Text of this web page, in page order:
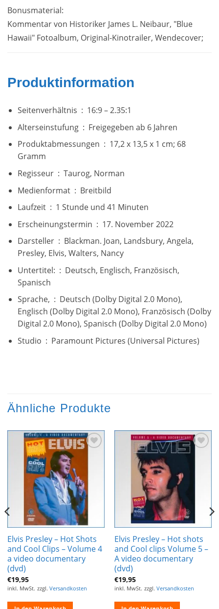
Bonusmaterial:
Kommentar von Historiker James L. Neibaur, "Blue
Hawaii" Fotoalbum, Original-Kinotrailer, Wendecover;
Produktinformation
Seitenverhältnis ‏ : ‎ 16:9 – 2.35:1
Alterseinstufung ‏ : ‎ Freigegeben ab 6 Jahren
Produktabmessungen ‏ : ‎ 17,2 x 13,5 x 1 cm; 68
Gramm
Regisseur ‏ : ‎ Taurog, Norman
Medienformat ‏ : ‎ Breitbild
Laufzeit ‏ : ‎ 1 Stunde und 41 Minuten
Erscheinungstermin ‏ : ‎ 17. November 2022
Darsteller ‏ : ‎ Blackman. Joan, Landsbury, Angela,
Presley, Elvis, Walters, Nancy
Untertitel: ‏ : ‎ Deutsch, Englisch, Französisch,
Spanisch
Sprache, ‏ : ‎ Deutsch (Dolby Digital 2.0 Mono),
Englisch (Dolby Digital 2.0 Mono), Französisch (Dolby
Digital 2.0 Mono), Spanisch (Dolby Digital 2.0 Mono)
Studio ‏ : ‎ Paramount Pictures (Universal Pictures)
Ähnliche Produkte
Wunschliste
hinzufügen
Elvis Presley – Hot Shots
and Cool Clips – Volume 4
a video documentary
(dvd)
€19,95
inkl. MwSt. zzgl. Versandkosten
Zur
Elvis Presley – Hot shots
and Cool clips Volume 5 –
A video documentary
(dvd)
€19,95
inkl. MwSt. zzgl. Versandkosten